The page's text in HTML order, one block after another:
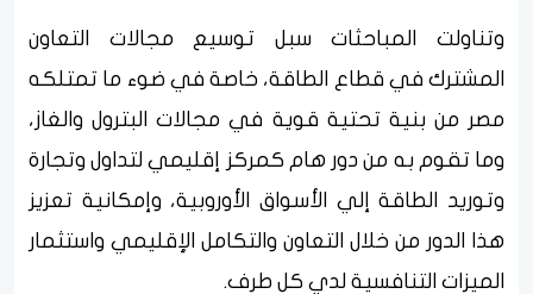
وتناولت المباحثات سبل توسيع مجالات التعاون
المشترك في قطاع الطاقة، خاصة في ضوء ما تمتلكه
مصر من بنية تحتية قوية في مجالات البترول والغاز،
وما تقوم به من دور هام كمركز إقليمي لتداول وتجارة
وتوريد الطاقة إلي الأسواق الأوروبية، وإمكانية تعزيز
هذا الدور من خلال التعاون والتكامل الإقليمي واستثمار
الميزات التنافسية لدي كل طرف.